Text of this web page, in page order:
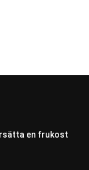
en frukost